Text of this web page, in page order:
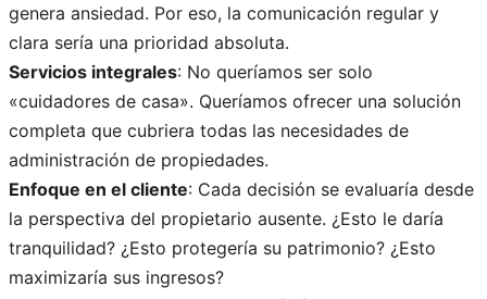
genera ansiedad. Por eso, la comunicación regular y
clara sería una prioridad absoluta.
Servicios integrales: No queríamos ser solo
«cuidadores de casa». Queríamos ofrecer una solución
completa que cubriera todas las necesidades de
administración de propiedades.
Enfoque en el cliente: Cada decisión se evaluaría desde
la perspectiva del propietario ausente. ¿Esto le daría
tranquilidad? ¿Esto protegería su patrimonio? ¿Esto
maximizaría sus ingresos?